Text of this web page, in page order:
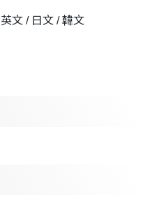
文 / 日文 / 韓文